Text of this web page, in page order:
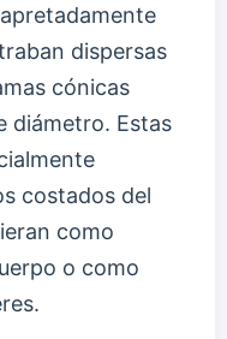
dispersas
cónicas
diámetro. Estas
costados del
como
o como